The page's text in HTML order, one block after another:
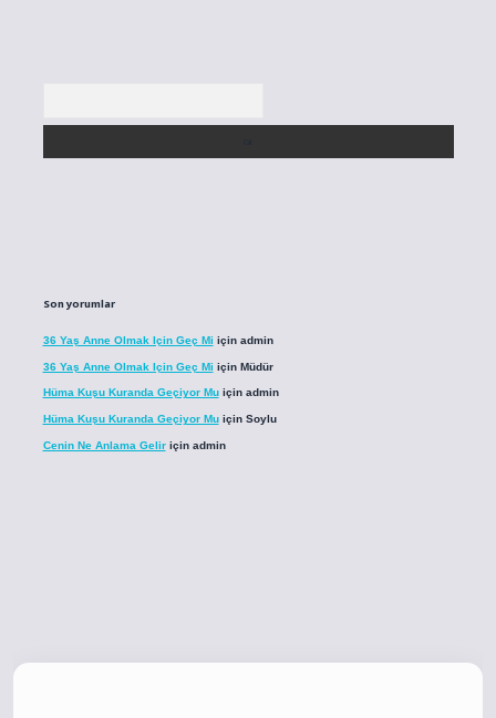
Son yorumlar
36 Yaş Anne Olmak Için Geç Mi için admin
36 Yaş Anne Olmak Için Geç Mi için Müdür
Hüma Kuşu Kuranda Geçiyor Muiçin admin
Hüma Kuşu Kuranda Geçiyor Muiçin Soylu
Cenin Ne Anlama Geliriçin admin